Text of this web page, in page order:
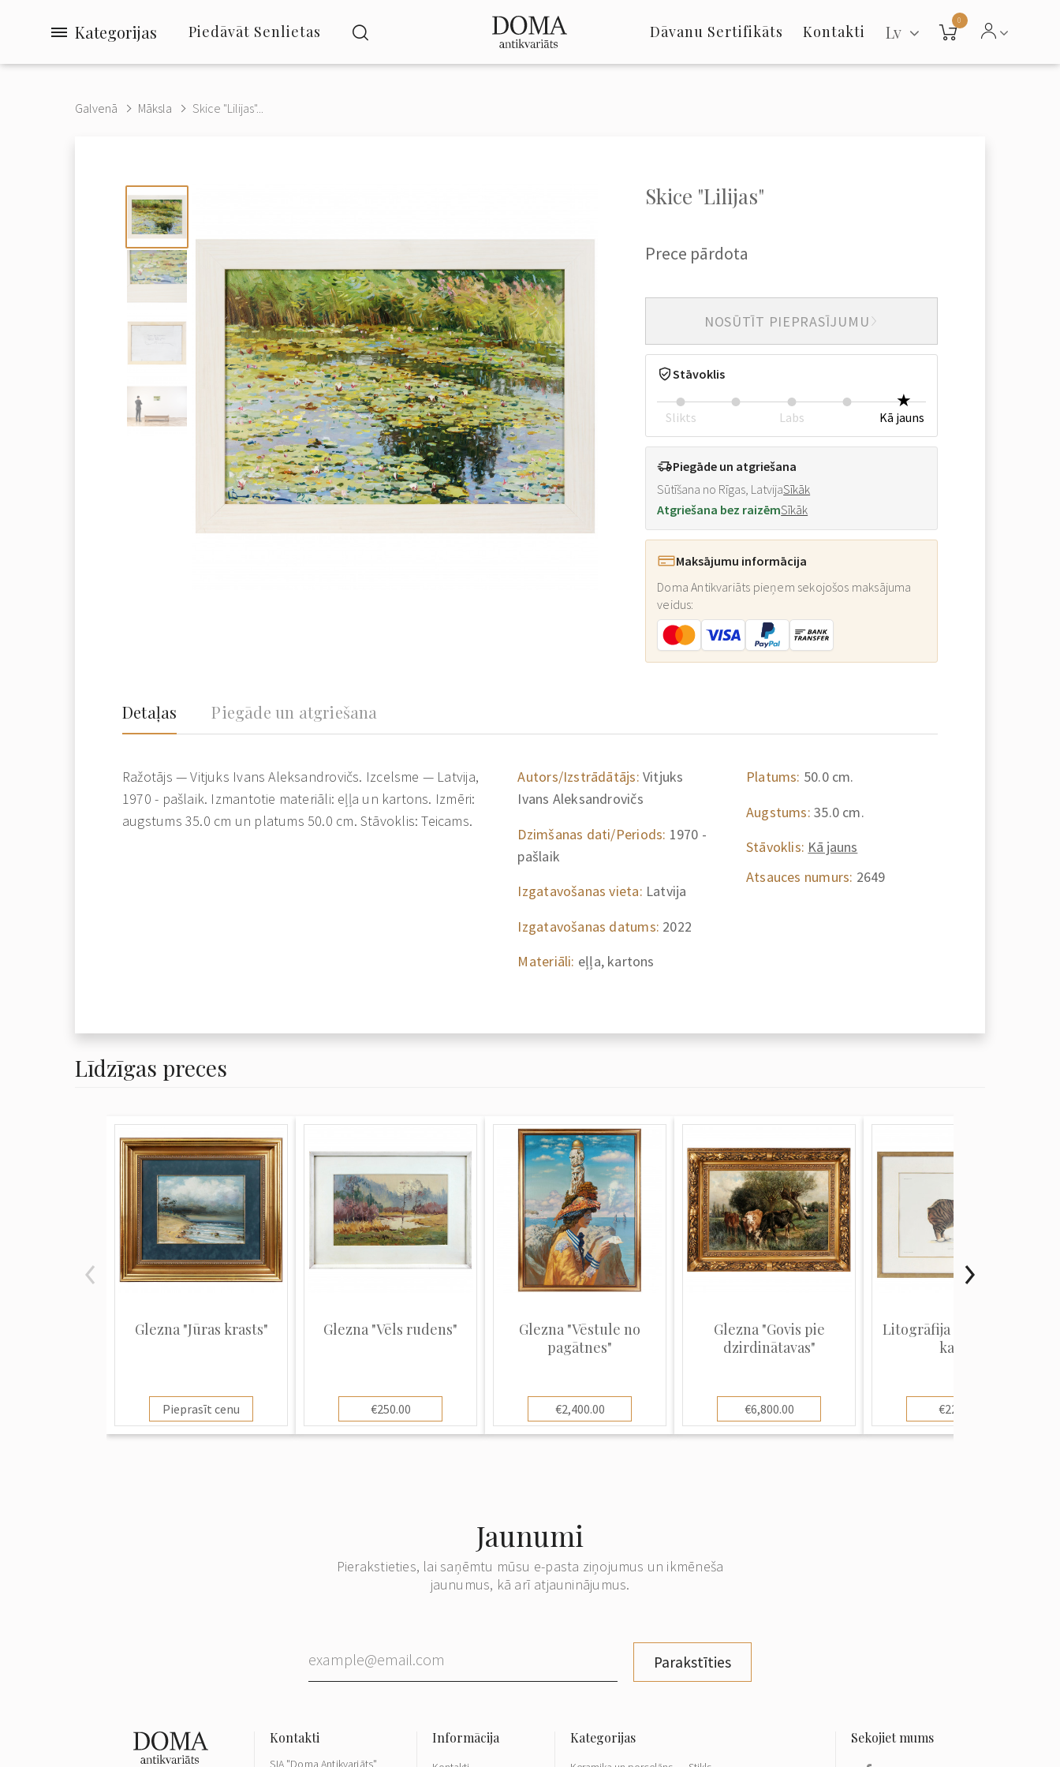
Kategorijas Piedāvāt Senlietas Dāvanu Sertifikāts Kontakti Lv
0
Galvenā Māksla Skice "Lilijas"...
Skice "Lilijas"
Prece pārdota
NOSŪTĪT PIEPRASĪJUMU
Stāvoklis
Slikts Labs Kā jauns
Piegāde un atgriešana
Sūtīšana no Rīgas, LatvijaSīkāk
Atgriešana bez raizēmSīkāk
Maksājumu informācija
Doma Antikvariāts pieņem sekojošos maksājuma
veidus:
Detaļas Piegāde un atgriešana
Ražotājs — Vitjuks Ivans Aleksandrovičs. Izcelsme — Latvija,
1970 - pašlaik. Izmantotie materiāli: eļļa un kartons. Izmēri:
augstums 35.0 cm un platums 50.0 cm. Stāvoklis: Teicams.
Autors/Izstrādātājs: Vitjuks
Ivans Aleksandrovičs
Dzimšanas dati/Periods: 1970 -
pašlaik
Izgatavošanas vieta: Latvija
Izgatavošanas datums: 2022
Materiāli: eļļa, kartons
Platums: 50.0 cm.
Augstums: 35.0 cm.
Stāvoklis: Kā jauns
Atsauces numurs: 2649
Līdzīgas preces
Glezna "Jūras krasts"
Pieprasīt cenu
Glezna "Vēls rudens"
€250.00
Glezna "Vēstule no
pagātnes"
€2,400.00
Glezna "Govis pie
dzirdinātavas"
€6,800.00
Litogrāfija "Menas salas
kaķis"
€220.00
Jaunumi
Pierakstieties, lai saņēmtu mūsu e-pasta ziņojumus un ikmēneša
jaunumus, kā arī atjauninājumus.
Parakstīties
SIA "Doma Antikvariāts"